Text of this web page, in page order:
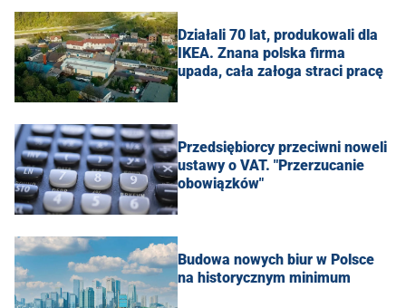
Działali 70 lat, produkowali dla
IKEA. Znana polska firma
upada, cała załoga straci pracę
Przedsiębiorcy przeciwni noweli
ustawy o VAT. "Przerzucanie
obowiązków"
Budowa nowych biur w Polsce
na historycznym minimum